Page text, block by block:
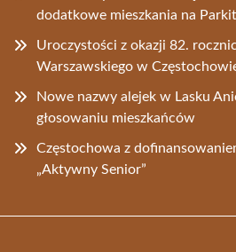
dodatkowe mieszkania na
Uroczystości z okazji 82.
Warszawskiego w
Nowe nazwy alejek w Lasku
głosowaniu mieszkańców
Częstochowa z
„Aktywny Senior”